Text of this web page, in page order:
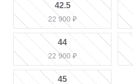
42.5
22 900 ₽
44
22 900 ₽
45